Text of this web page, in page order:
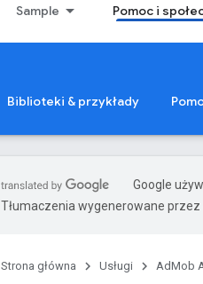
Sample Pomoc i
Biblioteki & przykłady
Google
Tłumaczenia wygenerowane przez
Strona główna Usługi AdMob